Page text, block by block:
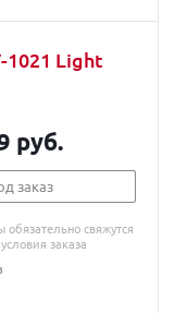
1021 Light
руб.
заказ
свяжутся
заказа